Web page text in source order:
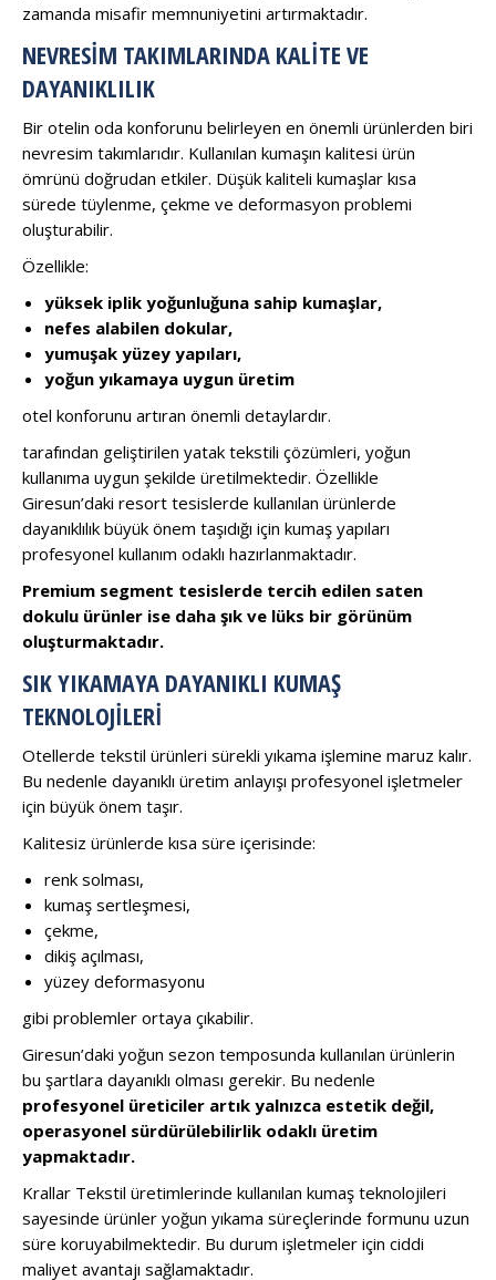
zamanda misafir memnuniyetini artırmaktadır.
NEVRESIM TAKIMLARINDA KALITE VE
DAYANIKLILIK
Bir otelin oda konforunu belirleyen en önemli ürünlerden biri
nevresim takımlarıdır. Kullanılan kumaşın kalitesi ürün
ömrünü doğrudan etkiler. Düşük kaliteli kumaşlar kısa
sürede tüylenme, çekme ve deformasyon problemi
oluşturabilir.
Özellikle:
yüksek iplik yoğunluğuna sahip kumaşlar,
nefes alabilen dokular,
yumuşak yüzey yapıları,
yoğun yıkamaya uygun üretim
otel konforunu artıran önemli detaylardır.
tarafından geliştirilen yatak tekstili çözümleri, yoğun
kullanıma uygun şekilde üretilmektedir. Özellikle
Giresun’daki resort tesislerde kullanılan ürünlerde
dayanıklılık büyük önem taşıdığı için kumaş yapıları
profesyonel kullanım odaklı hazırlanmaktadır.
Premium segment tesislerde tercih edilen saten
dokulu ürünler ise daha şık ve lüks bir görünüm
oluşturmaktadır.
SIK YIKAMAYA DAYANIKLI KUMAŞ
TEKNOLOJILERI
Otellerde tekstil ürünleri sürekli yıkama işlemine maruz kalır.
Bu nedenle dayanıklı üretim anlayışı profesyonel işletmeler
için büyük önem taşır.
Kalitesiz ürünlerde kısa süre içerisinde:
renk solması,
kumaş sertleşmesi,
çekme,
dikiş açılması,
yüzey deformasyonu
gibi problemler ortaya çıkabilir.
Giresun’daki yoğun sezon temposunda kullanılan ürünlerin
bu şartlara dayanıklı olması gerekir. Bu nedenle
profesyonel üreticiler artık yalnızca estetik değil,
operasyonel sürdürülebilirlik odaklı üretim
yapmaktadır.
Krallar Tekstil üretimlerinde kullanılan kumaş teknolojileri
sayesinde ürünler yoğun yıkama süreçlerinde formunu uzun
süre koruyabilmektedir. Bu durum işletmeler için ciddi
maliyet avantajı sağlamaktadır.